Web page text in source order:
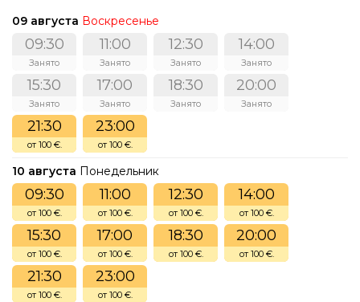
09 августа Воскресенье
09:30
Занято
11:00
Занято
12:30
Занято
14:00
Занято
15:30
Занято
17:00
Занято
18:30
Занято
20:00
Занято
21:30
от 100 €.
23:00
от 100 €.
10 августа Понедельник
09:30
от 100 €.
11:00
от 100 €.
12:30
от 100 €.
14:00
от 100 €.
15:30
от 100 €.
17:00
от 100 €.
18:30
от 100 €.
20:00
от 100 €.
21:30
от 100 €.
23:00
от 100 €.